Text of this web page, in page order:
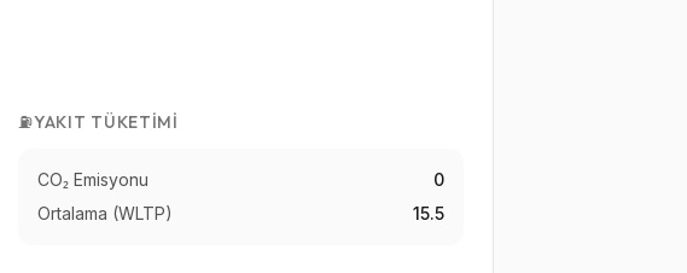
⛽YAKIT TÜKETIMI
CO₂ Emisyonu
0
Ortalama (WLTP)
15.5